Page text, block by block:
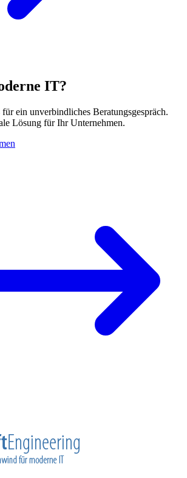
IT?
ein unverbindliches Beratungsgespräch.
Lösung für Ihr Unternehmen.